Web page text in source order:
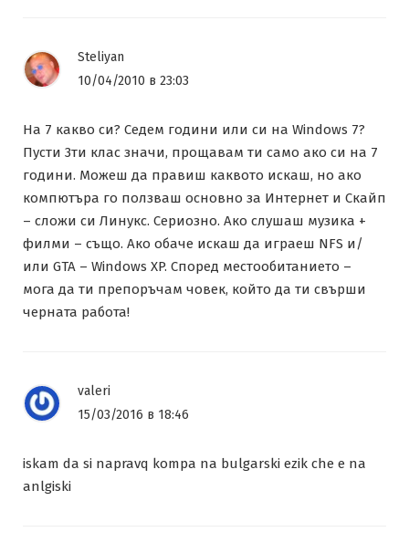
Steliyan
10/04/2010 в 23:03
На 7 какво си? Седем години или си на Windows 7?
Пусти 3ти клас значи, прощавам ти само ако си на 7
години. Можеш да правиш каквото искаш, но ако
компютъра го ползваш основно за Интернет и Скайп
– сложи си Линукс. Сериозно. Ако слушаш музика +
филми – също. Ако обаче искаш да играеш NFS и/
или GTA – Windows XP. Според местообитанието –
мога да ти препоръчам човек, който да ти свърши
черната работа!
valeri
15/03/2016 в 18:46
iskam da si napravq kompa na bulgarski ezik che e na
anlgiski